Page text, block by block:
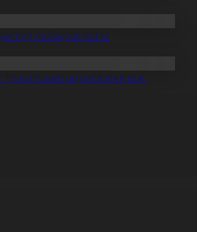
сабақтастығы
мұқтаж